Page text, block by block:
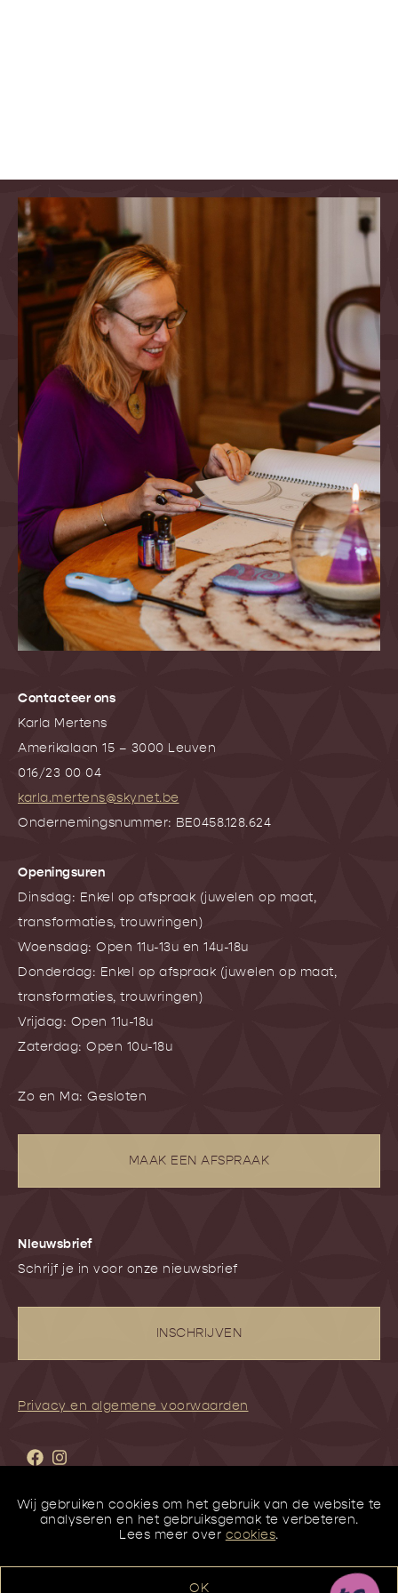
Wij gebruiken cookies om het gebruik van de website te
analyseren en het gebruiksgemak te verbeteren.
Lees meer over cookies.
OK
Contacteer ons
Karla Mertens
Amerikalaan 15 – 3000 Leuven
016/23 00 04
karla.mertens@skynet.be
Ondernemingsnummer: BE0458.128.624
Openingsuren
Dinsdag: Enkel op afspraak (juwelen op maat,
transformaties, trouwringen)
Woensdag: Open 11u-13u en 14u-18u
Donderdag: Enkel op afspraak (juwelen op maat,
transformaties, trouwringen)
Vrijdag: Open 11u-18u
Zaterdag: Open 10u-18u
Zo en Ma: Gesloten
MAAK EEN AFSPRAAK
NIeuwsbrief
Schrijf je in voor onze nieuwsbrief
INSCHRIJVEN
Privacy en algemene voorwaarden